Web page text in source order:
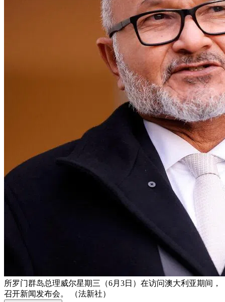
所罗门群岛总理威尔星期三（6月3日）在访问澳大利亚期间，
召开新闻发布会。 （法新社）